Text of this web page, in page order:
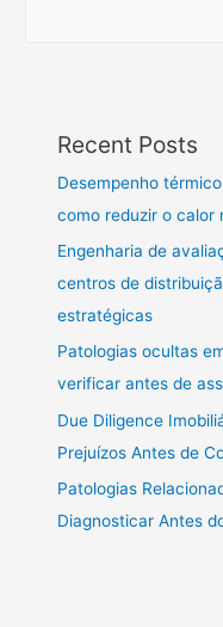
Recent Posts
Desempenho
como reduzir o calor
Engenharia de
centros de
estratégicas
Patologias ocultas
verificar antes de
Due Diligence
Prejuízos Antes de
Patologias
Diagnosticar Antes